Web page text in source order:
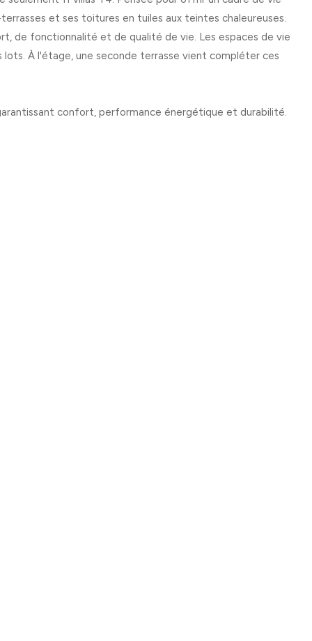
et ses toitures en tuiles aux teintes chaleureuses.
de fonctionnalité et de qualité de vie. Les espaces de vie
lots. À l'étage, une seconde terrasse vient compléter ces
confort, performance énergétique et durabilité.